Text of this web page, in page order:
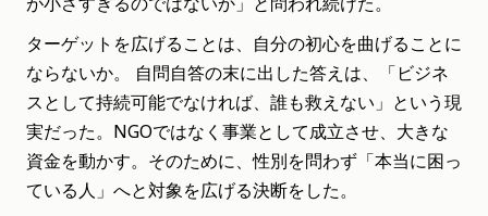
ターゲットを広げることは、自分の初心を曲げることに
ならないか。 自問自答の末に出した答えは、「ビジネ
スとして持続可能でなければ、誰も救えない」という現
実だった。NGOではなく事業として成立させ、大きな
資金を動かす。そのために、性別を問わず「本当に困っ
ている人」へと対象を広げる決断をした。